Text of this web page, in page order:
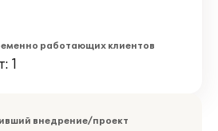
работающих клиентов
1
внедрение/проект